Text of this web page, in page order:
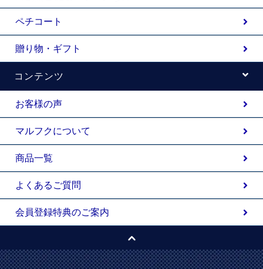
ペチコート
贈り物・ギフト
コンテンツ
お客様の声
マルフクについて
商品一覧
よくあるご質問
会員登録特典のご案内